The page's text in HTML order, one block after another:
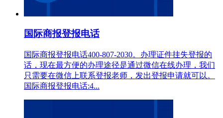
国际商报登报电话
国际商报登报电话400-807-2030。办理证件挂失登报的
话，现在最方便的办理途径是通过微信在线办理，我们
只需要在微信上联系登报老师，发出登报申请就可以。
国际商报登报电话:4...